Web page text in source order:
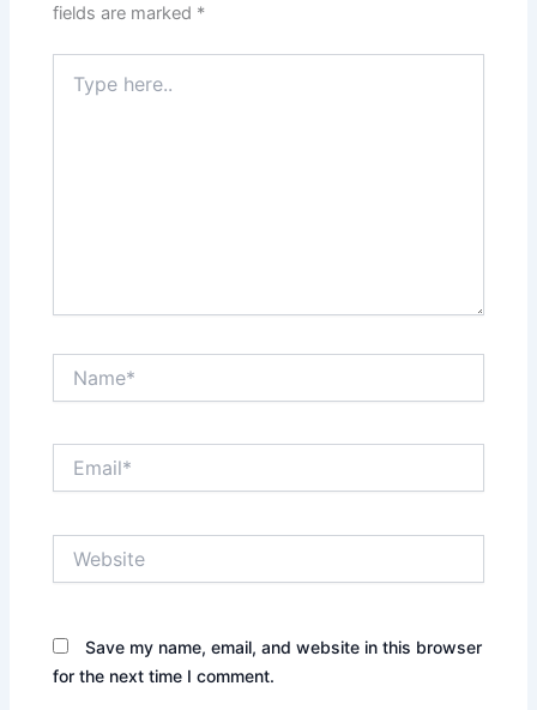
fields are marked *
here..
Save my name, email, and website in this browser
for the next time I comment.